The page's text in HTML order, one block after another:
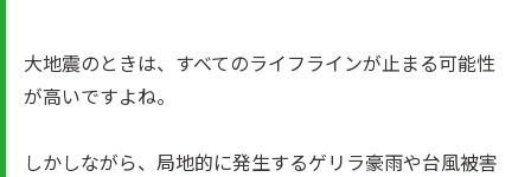
大地震のときは、すべてのライフラインが止まる可能性
が高いですよね。
しかしながら、局地的に発生するゲリラ豪雨や台風被害